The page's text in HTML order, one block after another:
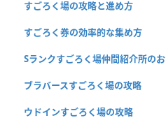
すごろく場の攻略と進め方
すごろく券の効率的な集め方
Sランクすごろく場仲間紹介所の
ブラバースすごろく場の攻略
ウドインすごろく場の攻略